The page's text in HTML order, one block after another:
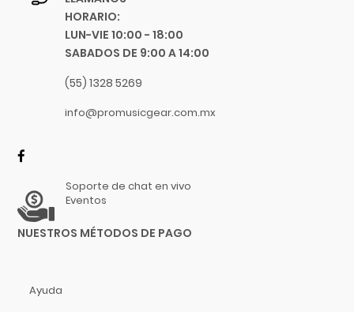
Gorila Tips
Gruv Gear
Hal Leonard
Heil Sound
Hermitshell
Hitachi
HK Audio
Hofner
Hosa Technology
HORARIO:
LUN-VIE 10:00 - 18:00
SABADOS DE 9:00 A 14:00
(55) 1328 5269
info@promusicgear.com.mx
Soporte de chat en vivo
Eventos
NUESTROS MÉTODOS DE PAGO
Ayuda